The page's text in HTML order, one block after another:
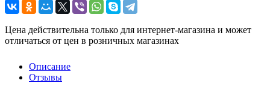
Цена действительна только для интернет-магазина и может
отличаться от цен в розничных магазинах
Описание
Отзывы